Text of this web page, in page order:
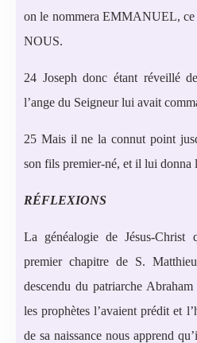
on le nommera EMMANUEL,
NOUS.
24 Joseph donc étant réveillé
l’ange du Seigneur lui avait
25 Mais il ne la connut point
son fils premier-né, et il lui donna
RÉFLEXIONS
La généalogie de Jésus-Christ
premier chapitre de S.
descendu du patriarche
les prophètes l’avaient prédit et
de sa naissance nous apprend